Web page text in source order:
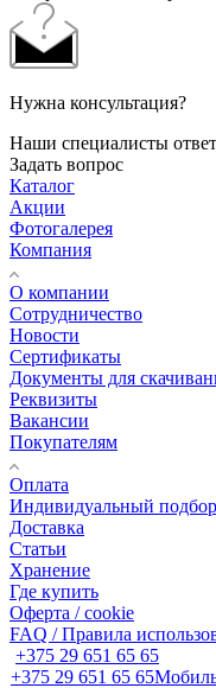
Нужна консультация?
Наши специалисты
Задать вопрос
Каталог
Акции
Фотогалерея
Компания
О компании
Сотрудничество
Новости
Сертификаты
Документы для
Реквизиты
Вакансии
Покупателям
Оплата
Индивидуальный подбор
Доставка
Статьи
Хранение
Где купить
Оферта / cookie
FAQ / Правила
+375 29 651 65 65
+375 29 651 65 65